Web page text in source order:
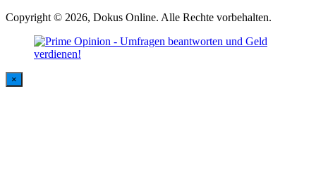
Copyright © 2026, Dokus Online. Alle Rechte vorbehalten.
×